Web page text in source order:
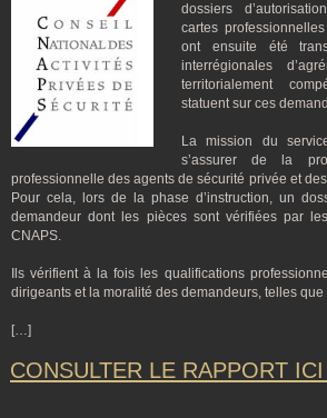
dossiers
cartes
ont ensuite été
interrégionales
territorialement
statuent sur ces
La mission du
s’assurer de la
professionnelle des agents de sécurité privée et
Pour cela, lors de la phase d’instruction, un
demandeur dont les pièces sont vérifiées par
CNAPS.
Ils vérifient à la fois les qualifications
dirigeants et la moralité des demandeurs, telles
[…]
CONSULTER LE RAPPORT ICI